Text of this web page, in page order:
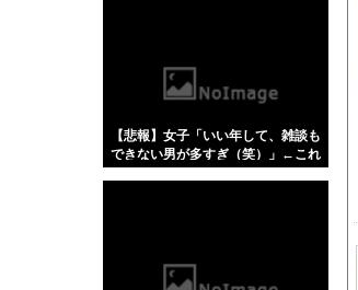
【悲報】女子「いい年して、雑談も
できない男が多すぎ（笑）」←これ